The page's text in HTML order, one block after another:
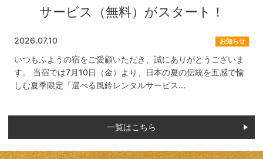
サービス（無料）がスタート！
2026.07.10 お知らせ
いつもふようの宿をご愛顧いただき、誠にありがとうございま
す。 当宿では7月10日（金）より、日本の夏の伝統を五感で愉
しむ夏季限定「選べる風鈴レンタルサービス...
一覧はこちら